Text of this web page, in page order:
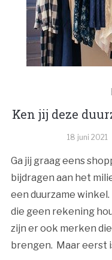
Ken jij deze
18 juni 2021
Ga jij graag eens
bijdragen aan het
een duurzame
die geen rekening
zijn er ook merken
brengen. Maar eerst